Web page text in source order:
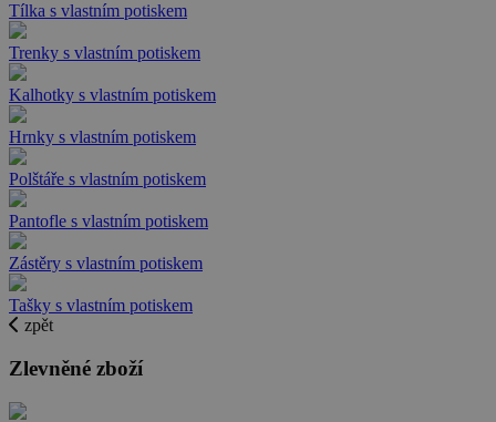
Tílka s vlastním potiskem
Trenky s vlastním potiskem
Kalhotky s vlastním potiskem
Hrnky s vlastním potiskem
Polštáře s vlastním potiskem
Pantofle s vlastním potiskem
Zástěry s vlastním potiskem
Tašky s vlastním potiskem
zpět
Zlevněné zboží